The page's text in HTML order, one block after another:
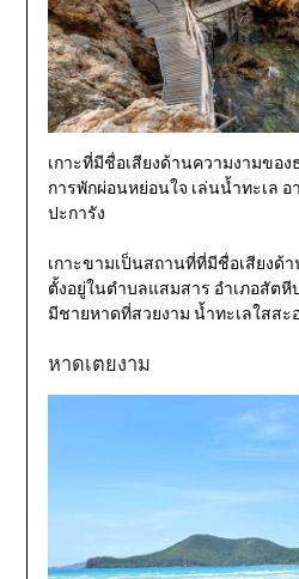
เกาะที่มีชื่อเสียงด้านความงามขอ
การพักผ่อนหย่อนใจ เล่นน้ำทะเล
ปะการัง
เกาะขามเป็นสถานที่ที่มีชื่อเสียงด้
ตั้งอยู่ในตำบลแสมสาร อำเภอสัตหี
มีชายหาดที่สวยงาม น้ำทะเลใสสะ
หาดเตยงาม